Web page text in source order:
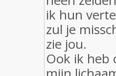
ik hun
zul je
zie jou.
Ook ik heb